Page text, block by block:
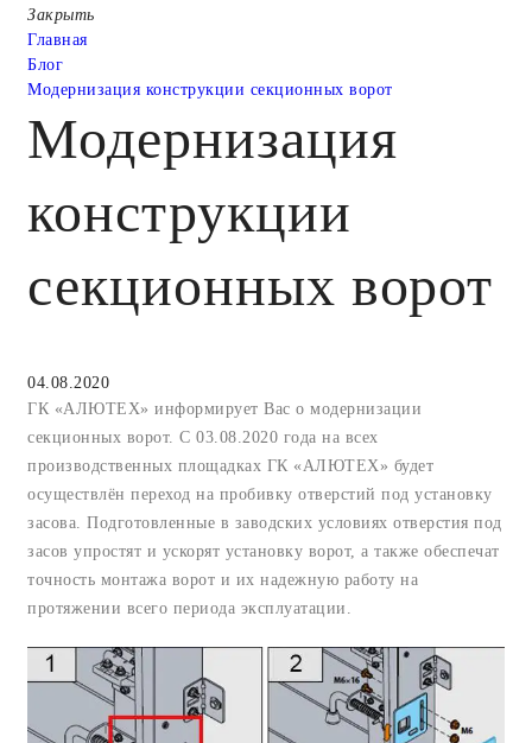
Закрыть
Главная
Блог
Модернизация конструкции секционных ворот
Модернизация
конструкции
секционных ворот
04.08.2020
ГК «АЛЮТЕХ» информирует Вас о модернизации
секционных ворот. С 03.08.2020 года на всех
производственных площадках ГК «АЛЮТЕХ» будет
осуществлён переход на пробивку отверстий под установку
засова. Подготовленные в заводских условиях отверстия под
засов упростят и ускорят установку ворот, а также обеспечат
точность монтажа ворот и их надежную работу на
протяжении всего периода эксплуатации.